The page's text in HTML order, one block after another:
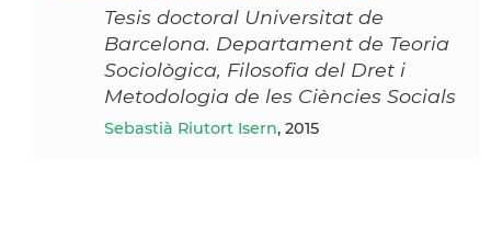
Tesis doctoral Universitat de
Barcelona. Departament de Teoria
Sociològica, Filosofia del Dret i
Metodologia de les Ciències Socials
Sebastià Riutort Isern, 2015